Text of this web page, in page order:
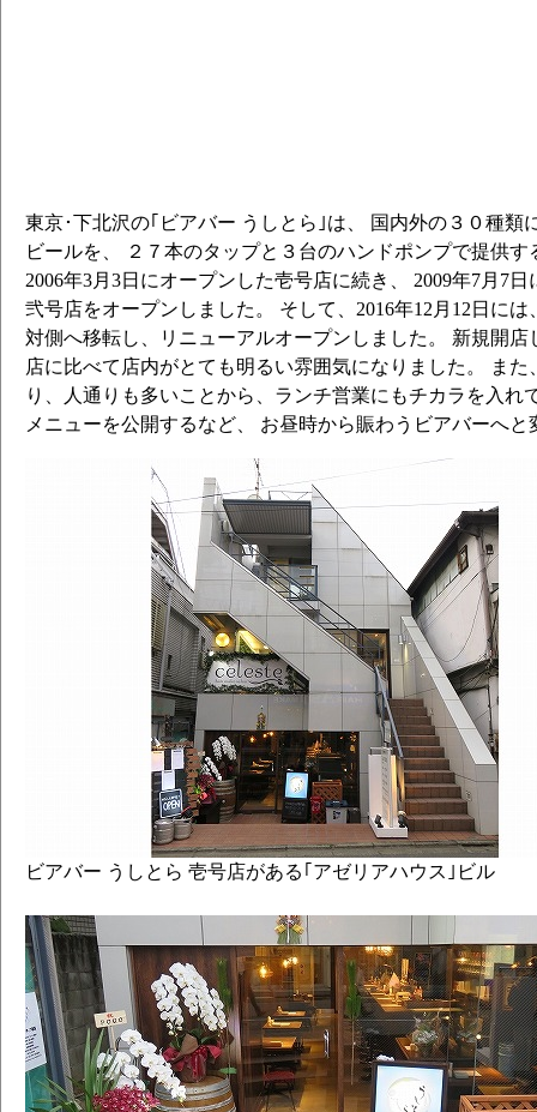
#029 ヨーロピアン･ゴールデン ～逆襲の
#030 ディア･シトラ
#031 ナイアガラ･セッション ＩＰＡ （
ペールエール）
#032 苦そうで苦くない、ちょっと苦い黒
#033 やまももの香緒里 ～From 大富農園
#034 セカンド･インパクト
#035 真面目なヴァイツェン （ヴァイ
#037 Hop Smuggler Session Ale
#038 Hop in the Hefe
#039 HOPMAN 一番豆絞り 5th
#040 ＴＡＰ７２
#041 Pure Street Session Ale ～踊る阿呆に
#042 雨読みのセゾン （セゾン） ▼
#043 Experimental IPA （インディア ペ
#044 ギャラクシー･セッションＩＰＡ
ペールエール）
#045 サワー･オブ･ラブ ～やまももセゾ
#046 まほろばウィート
#047 澪引きのウィートＩＰＡ （ウィー
ール）
#048 ガクナシセゾン （セゾン）
#049 グレフルいれちゃいました ▼
#051 Ｆｏｕｒ"Ｒ"ＩＰＡ （インディア
#052 月読みのセゾン （セゾン） ▼
#053 ライブリー･エール
#054 モザイル･ペールエール （ペール
#055 ファースト･インパクト ▼
#056 ちょっと贅沢なＩＰＡ （インディ
#057 トリップ･イースト･ベルゴＩＰＡ
東京･下北沢の｢ビアバー うしとら｣は、 国内外の３０種類
ビールを、 ２７本のタップと３台のハンドポンプで提供
2006年3月3日にオープンした壱号店に続き、 2009年7月7
弐号店をオープンしました。 そして、2016年12月12日に
対側へ移転し、リニューアルオープンしました。 新規開店
店に比べて店内がとても明るい雰囲気になりました。 ま
り、人通りも多いことから、ランチ営業にもチカラを入れ
メニューを公開するなど、 お昼時から賑わうビアバーへ
ビアバー うしとら 壱号店がある｢アゼリアハウス｣ビル